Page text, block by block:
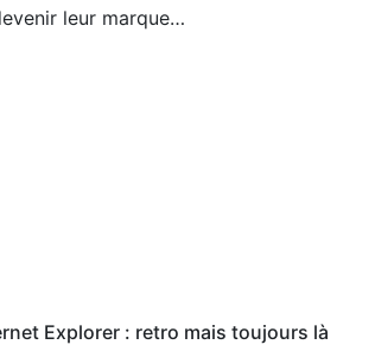
leur marque…
Explorer : retro mais toujours là